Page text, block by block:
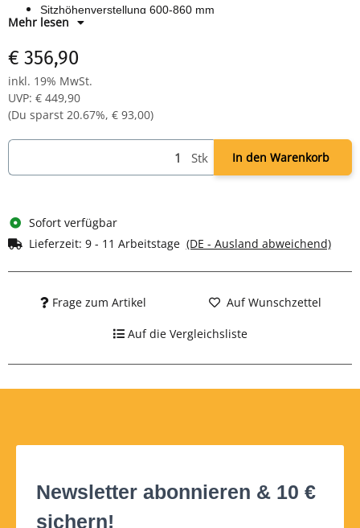
Sitzhöhenverstellung 600-860 mm
Rücken- und Sitzwinkelverstellung
poliertes Aluminium Fußkreuz mit Gleitern
Mehr lesen
€ 356,90
inkl. 19% MwSt.
UVP: € 449,90
(Du sparst 20.67%, € 93,00)
Stk In den Warenkorb
Sofort verfügbar
Lieferzeit: 9 - 11 Arbeitstage (DE - Ausland abweichend)
Frage zum Artikel Auf Wunschzettel
Auf die Vergleichsliste